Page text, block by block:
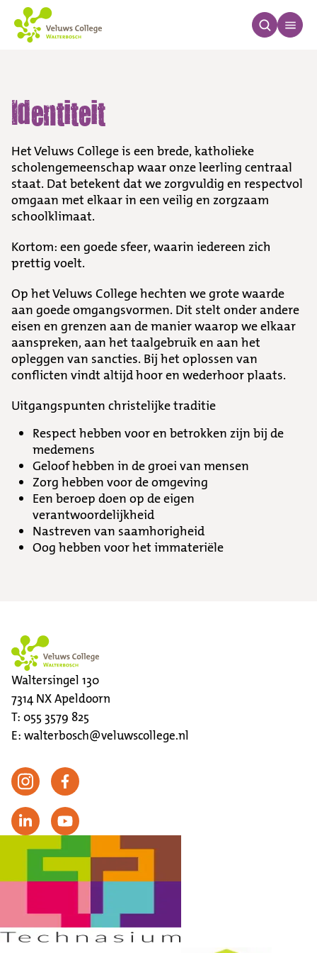
Identiteit
Identiteit
Het Veluws College is een brede, katholieke
scholengemeenschap waar onze leerling centraal
staat. Dat betekent dat we zorgvuldig en respectvol
omgaan met elkaar in een veilig en zorgzaam
schoolklimaat.
Kortom: een goede sfeer, waarin iedereen zich
prettig voelt.
Op het Veluws College hechten we grote waarde
aan goede omgangsvormen. Dit stelt onder andere
eisen en grenzen aan de manier waarop we elkaar
aanspreken, aan het taalgebruik en aan het
opleggen van sancties. Bij het oplossen van
conflicten vindt altijd hoor en wederhoor plaats.
Uitgangspunten christelijke traditie
Respect hebben voor en betrokken zijn bij de
medemens
Geloof hebben in de groei van mensen
Zorg hebben voor de omgeving
Een beroep doen op de eigen
verantwoordelijkheid
Nastreven van saamhorigheid
Oog hebben voor het immateriële
Waltersingel 130
7314 NXApeldoorn
T: 055 3579 825
E: walterbosch@veluwscollege.nl